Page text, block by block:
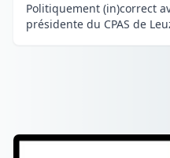
Politiquement (in)correct
présidente du CPAS de